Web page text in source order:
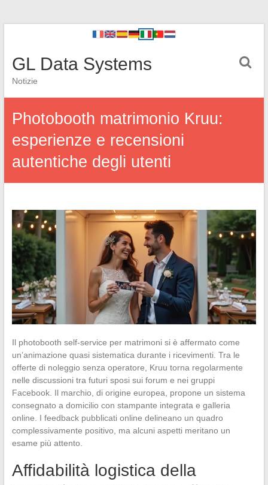
GL Data Systems
Notizie
Photobooth matrimonio Kruu:
esperienze e recensioni
autentiche degli utenti
Il photobooth self-service per matrimoni si è affermato come
un’animazione quasi sistematica durante i ricevimenti. Tra le
offerte di noleggio senza operatore, Kruu torna regolarmente
nelle discussioni tra futuri sposi sui forum e nei gruppi
Facebook. Il marchio, di origine europea, propone un sistema
consegnato a domicilio con stampante integrata e galleria
online. I feedback pubblicati online delineano un quadro
complessivamente positivo, ma alcuni aspetti meritano un
esame più attento.
Affidabilità logistica della